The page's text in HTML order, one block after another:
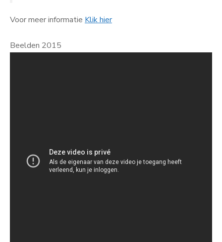
Voor meer informatie Klik hier
Beelden 2015